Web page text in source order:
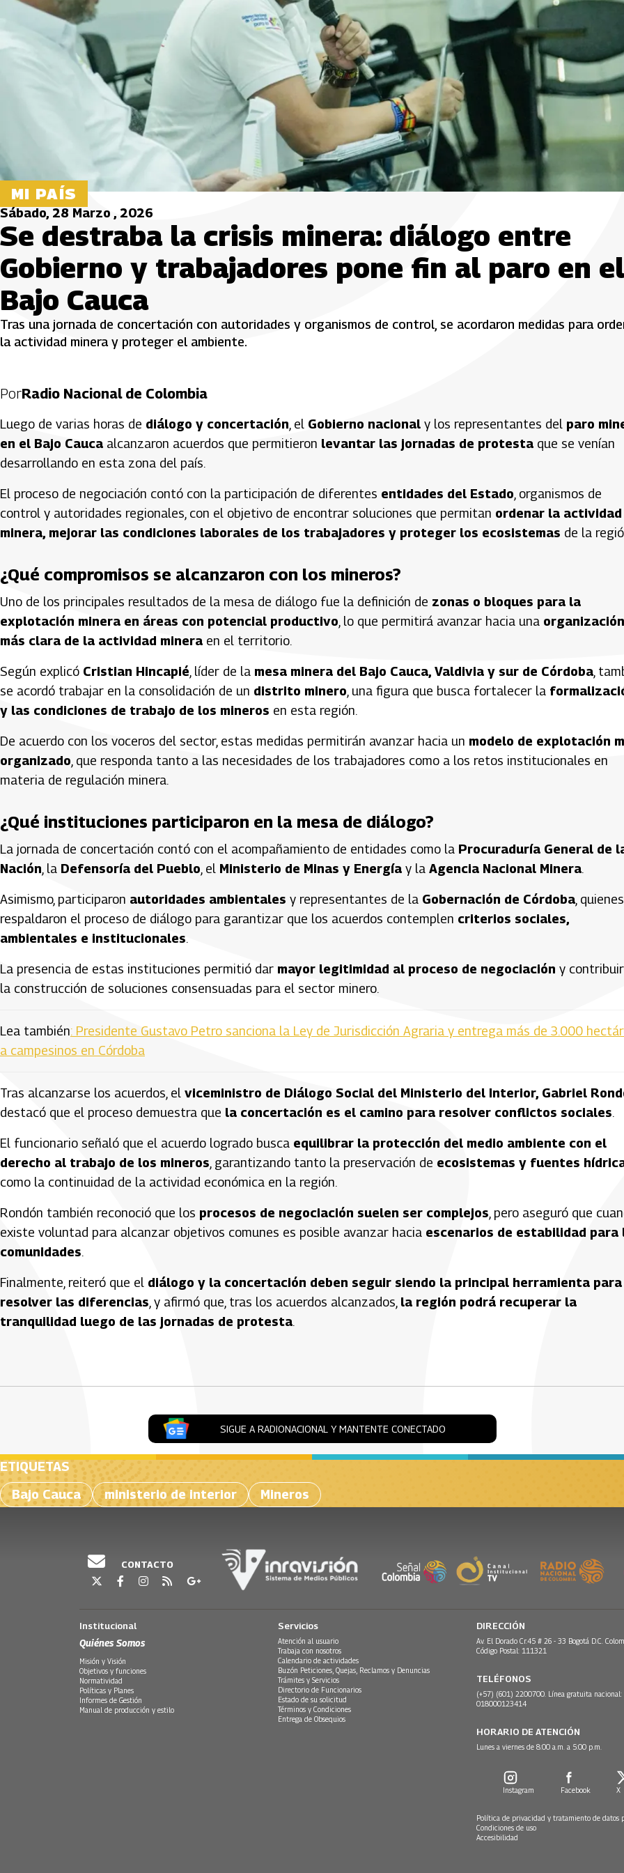
MI PAÍS
Sábado, 28 Marzo , 2026
Se destraba la crisis minera: diálogo entre
Gobierno y trabajadores pone fin al paro en el
Bajo Cauca
Tras una jornada de concertación con autoridades y organismos de control, se acordaron medidas para
la actividad minera y proteger el ambiente.
PorRadio Nacional de Colombia
Luego de varias horas de diálogo y concertación , el Gobierno nacional y los representantes del paro
en el Bajo Cauca alcanzaron acuerdos que permitieron levantar las jornadas de protesta que se venían
desarrollando en esta zona del país.
El proceso de negociación contó con la participación de diferentes entidades del Estado , organismos de
control y autoridades regionales, con el objetivo de encontrar soluciones que permitan ordenar la actividad
minera, mejorar las condiciones laborales de los trabajadores y proteger los ecosistemas de la
¿Qué compromisos se alcanzaron con los mineros?
Uno de los principales resultados de la mesa de diálogo fue la definición de zonas o bloques para la
explotación minera en áreas con potencial productivo , lo que permitirá avanzar hacia una organización
más clara de la actividad minera en el territorio.
Según explicó Cristian Hincapié , líder de la mesa minera del Bajo Cauca, Valdivia y sur de Córdoba ,
se acordó trabajar en la consolidación de un distrito minero , una figura que busca fortalecer la
y las condiciones de trabajo de los mineros en esta región.
De acuerdo con los voceros del sector, estas medidas permitirán avanzar hacia un modelo de explotación
organizado , que responda tanto a las necesidades de los trabajadores como a los retos institucionales en
materia de regulación minera.
¿Qué instituciones participaron en la mesa de diálogo?
La jornada de concertación contó con el acompañamiento de entidades como la Procuraduría General de
Nación , la Defensoría del Pueblo , el Ministerio de Minas y Energía y la Agencia Nacional Minera.
Asimismo, participaron autoridades ambientales y representantes de la Gobernación de Córdoba , quienes
respaldaron el proceso de diálogo para garantizar que los acuerdos contemplen criterios sociales,
ambientales e institucionales.
La presencia de estas instituciones permitió dar mayor legitimidad al proceso de negociación y
la construcción de soluciones consensuadas para el sector minero.
Lea también: Presidente Gustavo Petro sanciona la Ley de Jurisdicción Agraria y entrega más de 3.000
a campesinos en Córdoba
Tras alcanzarse los acuerdos, el viceministro de Diálogo Social del Ministerio del Interior, Gabriel
destacó que el proceso demuestra que la concertación es el camino para resolver conflictos sociales.
El funcionario señaló que el acuerdo logrado busca equilibrar la protección del medio ambiente con el
derecho al trabajo de los mineros , garantizando tanto la preservación de ecosistemas y fuentes
como la continuidad de la actividad económica en la región.
Rondón también reconoció que los procesos de negociación suelen ser complejos , pero aseguró que
existe voluntad para alcanzar objetivos comunes es posible avanzar hacia escenarios de estabilidad para
comunidades.
Finalmente, reiteró que el diálogo y la concertación deben seguir siendo la principal herramienta para
resolver las diferencias , y afirmó que, tras los acuerdos alcanzados, la región podrá recuperar la
tranquilidad luego de las jornadas de protesta.
SIGUE A RADIONACIONAL Y MANTENTE CONECTADO
ETIQUETAS
Bajo Cauca
ministerio de interior Mineros
CONTACTO
Institucional
Quiénes Somos
Misión y Visión
Objetivos y funciones
Normatividad
Políticas y Planes
Informes de Gestión
Manual de producción y estilo
Servicios
Atención al usuario
Trabaja con nosotros
Calendario de actividades
Buzón Peticiones, Quejas, Reclamos y Denuncias
Trámites y Servicios
Directorio de Funcionarios
Estado de su solicitud
Términos y Condiciones
Entrega de Obsequios
DIRECCIÓN
Av. El Dorado Cr.45 # 26 - 33 Bogotá D.C.
Código Postal: 111321
TELÉFONOS
(+57) (601) 2200700. Línea gratuita nacional:
018000123414
HORARIO DE ATENCIÓN
Lunes a viernes de 8:00 a.m. a 5:00 p.m.
Instagram Facebook X
Política de privacidad y tratamiento de datos
Condiciones de uso
Accesibilidad